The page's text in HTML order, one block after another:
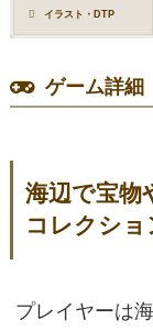
イラスト・DTP
ゲーム詳細
海辺で宝物
コレクショ
プレイヤーは